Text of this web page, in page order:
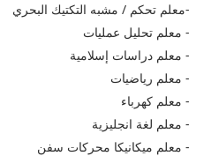
-معلم تحكم / مشبه التكتيك البحري
- معلم تحليل عمليات
- معلم دراسات إسلامية
- معلم رياضيات
- معلم كهرباء
- معلم لغة انجليزية
- معلم ميكانيكا محركات سفن